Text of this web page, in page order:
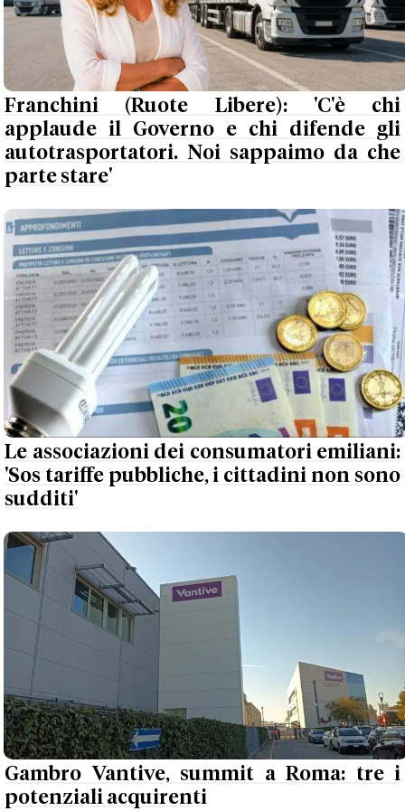
Franchini (Ruote Libere): 'C'è chi
applaude il Governo e chi difende gli
autotrasportatori. Noi sappaimo da che
parte stare'
Le associazioni dei consumatori emiliani:
'Sos tariffe pubbliche, i cittadini non sono
sudditi'
Gambro Vantive, summit a Roma: tre i
potenziali acquirenti